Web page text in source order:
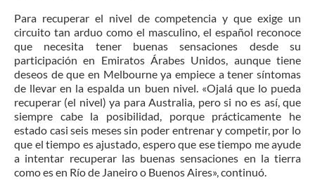
Para recuperar el nivel de competencia y que exige un
circuito tan arduo como el masculino, el español reconoce
que necesita tener buenas sensaciones desde su
participación en Emiratos Árabes Unidos, aunque tiene
deseos de que en Melbourne ya empiece a tener síntomas
de llevar en la espalda un buen nivel. «Ojalá que lo pueda
recuperar (el nivel) ya para Australia, pero si no es así, que
siempre cabe la posibilidad, porque prácticamente he
estado casi seis meses sin poder entrenar y competir, por lo
que el tiempo es ajustado, espero que ese tiempo me ayude
a intentar recuperar las buenas sensaciones en la tierra
como es en Río de Janeiro o Buenos Aires», continuó.